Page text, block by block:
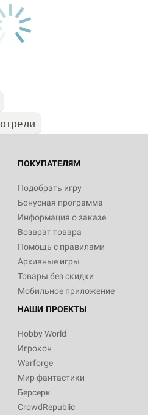
ПОКУПАТЕЛЯМ
Подобрать игру
Бонусная программа
Информация о заказе
Возврат товара
Помощь с правилами
Архивные игры
Товары без скидки
Мобильное приложение
НАШИ ПРОЕКТЫ
Hobby World
Игрокон
Warforge
Мир фантастики
Берсерк
CrowdRepublic